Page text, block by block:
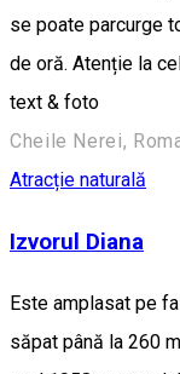
se poate parcurge
de oră. Atenție la
text & foto
Cheile Nerei,
Atracție naturală
Izvorul Diana
Este amplasat pe
săpat până la 260